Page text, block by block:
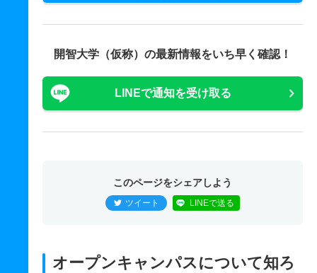
開智大学（仮称）の最新情報をいち早く確認！
LINEで通知を受け取る
このページをシェアしよう
ツイート LINEで送る
オープンキャンパスについて知ろ